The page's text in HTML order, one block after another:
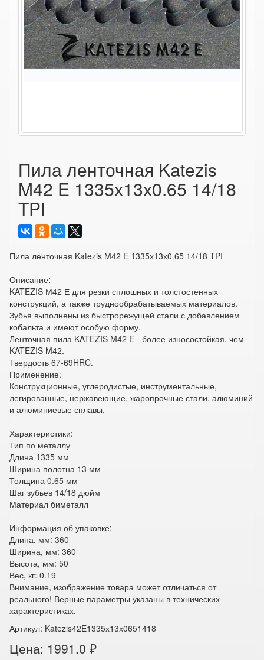
Пила ленточная Katezis
M42 E 1335х13х0.65 14/18
TPI
Пила ленточная Katezis M42 E 1335х13х0.65 14/18 TPI
Описание:
KATEZIS М42 Е для резки сплошных и толстостенных
конструкций, а также труднообрабатываемых материалов.
Зубья выполнены из быстрорежущей стали с добавлением
кобальта и имеют особую форму.
Ленточная пила KATEZIS M42 E - более износостойкая, чем
KATEZIS M42.
Твердость 67-69HRC.
Применение:
Конструкционные, углеродистые, инструментальные,
легированные, нержавеющие, жаропрочные стали, алюминий
и алюминиевые сплавы.
Характеристики:
Тип по металлу
Длина 1335 мм
Ширина полотна 13 мм
Толщина 0.65 мм
Шаг зубьев 14/18 дюйм
Материал биметалл
Информация об упаковке:
Длина, мм: 360
Ширина, мм: 360
Высота, мм: 50
Вес, кг: 0.19
Внимание, изображение товара может отличаться от
реального! Верные параметры указаны в технических
характеристиках.
Артикул: Katezis42E1335х13х0651418
Цена: 1991.0 ₽